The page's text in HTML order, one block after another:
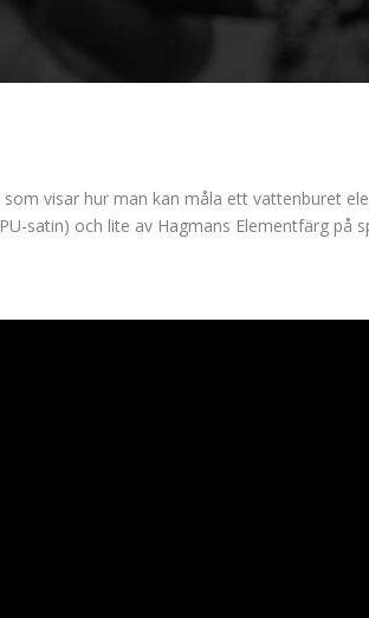
visar hur man kan måla ett vattenburet
satin) och lite av Hagmans Elementfärg på